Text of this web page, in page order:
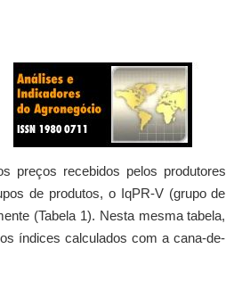
preços recebidos pelos produtores
de produtos, o IqPR-V (grupo de
(Tabela 1). Nesta mesma tabela,
índices calculados com a cana-de-